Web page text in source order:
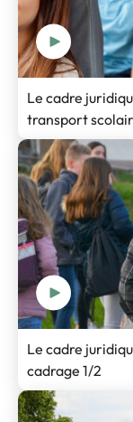
Le cadre
transport
Le cadre
cadrage 1/2